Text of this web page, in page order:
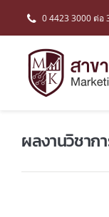
content
0 4423 3000 ต่อ
เกี่ยวกับสาขา
ผลงานวิชาก